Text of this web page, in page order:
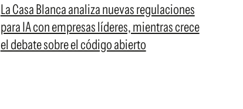
La Casa Blanca analiza nuevas regulaciones
para IA con empresas líderes, mientras crece
el debate sobre el código abierto